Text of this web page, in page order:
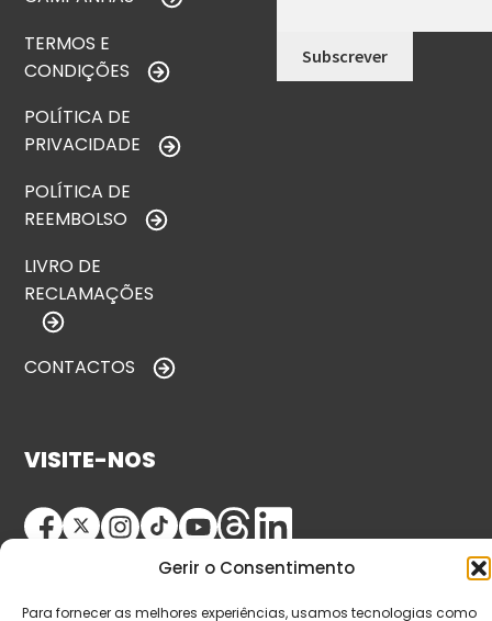
Gerir o Consentimento
Para fornecer as melhores experiências, usamos tecnologias como
TERMOS E
CONDIÇÕES
POLÍTICA DE
PRIVACIDADE
POLÍTICA DE
REEMBOLSO
LIVRO DE
RECLAMAÇÕES
CONTACTOS
VISITE-NOS